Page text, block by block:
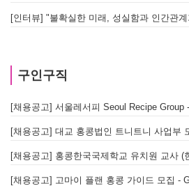
구인구직
[채용공고] 홍콩한국국제학교 유치원 교사 (
[채용공고] 고마이 플랜 홍콩 가이드 모집 -